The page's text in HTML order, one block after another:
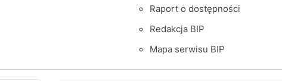
Raport o dostępności
Redakcja BIP
Mapa serwisu BIP